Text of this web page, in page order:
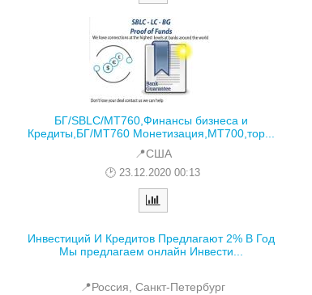
БГ/SBLC/MT760,Финансы бизнеса и
Кредиты,БГ/MT760 Монетизация,MT700,тор...
📍США
23.12.2020 00:13
Инвестиций И Кредитов Предлагают 2% В Год
Мы предлагаем онлайн Инвести...
📍Россия, Санкт-Петербург